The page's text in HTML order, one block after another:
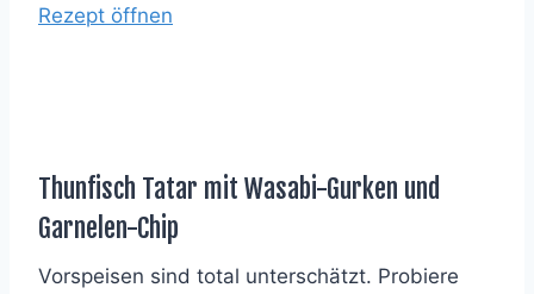
Rezept öffnen
Thunfisch Tatar mit Wasabi-Gurken und
Garnelen-Chip
Vorspeisen sind total unterschätzt. Probiere